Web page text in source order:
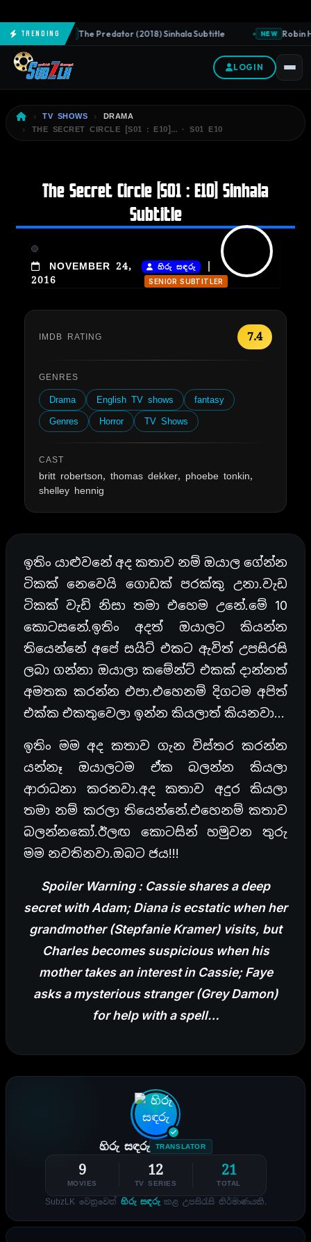
TrendingNEW The Predator (2018) Sinhala Subtitle NEW Robin
LOGIN
TV SHOWS
DRAMA
THE SECRET CIRCLE [S01 : E10]… · S01 E10
The Secret Circle [S01 : E10] Sinhala
Subtitle
NOVEMBER 24,
2016
හිරු සඳරු |
SENIOR SUBTITLER
IMDB RATING 7.4
GENRES
Drama English TV shows
fantasy
Genres
Horror TV Shows
CAST
britt robertson, thomas dekker, phoebe tonkin,
shelley hennig
ඉතිං යාළුවනේ අද කතාව නම් ඔයාල ගේන්න
ටිකක් නෙවෙයි ගොඩක් පරක්කු උනා.වැඩ
ටිකක් වැඩි නිසා තමා එහෙම උනේ.මේ 10
කොටසනේ.ඉතිං අදත් ඔයාලට කියන්න
තියෙන්නේ අපේ සයිට් එකට ඇවිත් උපසිරසි
ලබා ගන්නා ඔයාලා කමේන්ට් එකක් දාන්නත්
අමතක කරන්න එපා.එහෙනම් දිගටම අපිත්
එක්ක එකතුවෙලා ඉන්න කියලාත් කියනවා…
ඉතිං මම අද කතාව ගැන විස්තර කරන්න
යන්නෑ ඔයාලටම ඒක බලන්න කියලා
ආරාධනා කරනවා.අද කතාව අදුර කියලා
තමා නම් කරලා තියෙන්නේ.එහෙනම් කතාව
බලන්නකෝ.ඊලඟ කොටසින් හමුවන තුරු
මම නවතිනවා.ඔබට ජය!!!
Spoiler Warning : Cassie shares a deep
secret with Adam; Diana is ecstatic when her
grandmother (Stepfanie Kramer) visits, but
Charles becomes suspicious when his
mother takes an interest in Cassie; Faye
asks a mysterious stranger (Grey Damon)
for help with a spell…
හිරු සඳරු TRANSLATOR
9
MOVIES
12
TV SERIES
21
TOTAL
SubzLK වෙනුවෙන් හිරු සඳරුකළ උපසිරැසි නිර්මාණයකි.